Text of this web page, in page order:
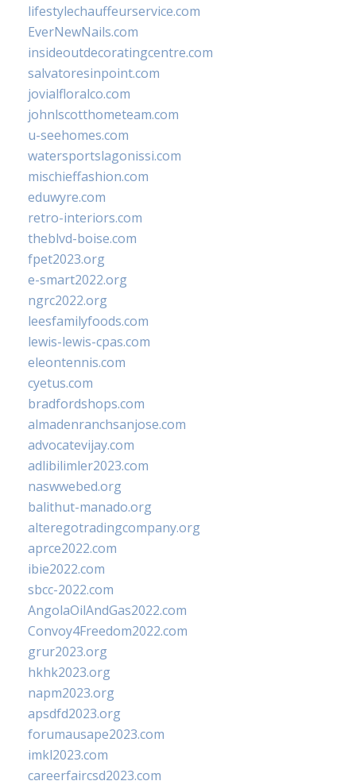
lifestylechauffeurservice.com
EverNewNails.com
insideoutdecoratingcentre.com
salvatoresinpoint.com
jovialfloralco.com
johnlscotthometeam.com
u-seehomes.com
watersportslagonissi.com
mischieffashion.com
eduwyre.com
retro-interiors.com
theblvd-boise.com
fpet2023.org
e-smart2022.org
ngrc2022.org
leesfamilyfoods.com
lewis-lewis-cpas.com
eleontennis.com
cyetus.com
bradfordshops.com
almadenranchsanjose.com
advocatevijay.com
adlibilimler2023.com
naswwebed.org
balithut-manado.org
alteregotradingcompany.org
aprce2022.com
ibie2022.com
sbcc-2022.com
AngolaOilAndGas2022.com
Convoy4Freedom2022.com
grur2023.org
hkhk2023.org
napm2023.org
apsdfd2023.org
forumausape2023.com
imkl2023.com
careerfaircsd2023.com